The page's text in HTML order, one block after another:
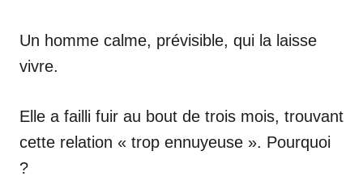
Un homme calme, prévisible, qui la laisse
vivre.
Elle a failli fuir au bout de trois mois, trouvant
cette relation « trop ennuyeuse ». Pourquoi
?